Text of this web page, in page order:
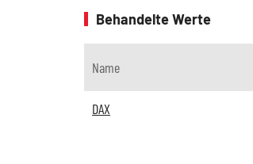
Behandelte Werte
Name
DAX